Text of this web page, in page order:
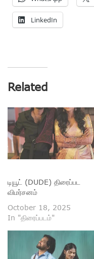
LinkedIn
Related
டியூட் (DUDE) திரைப்பட
விமர்சனம்
October 18, 2025
In "திரைப்படம்"